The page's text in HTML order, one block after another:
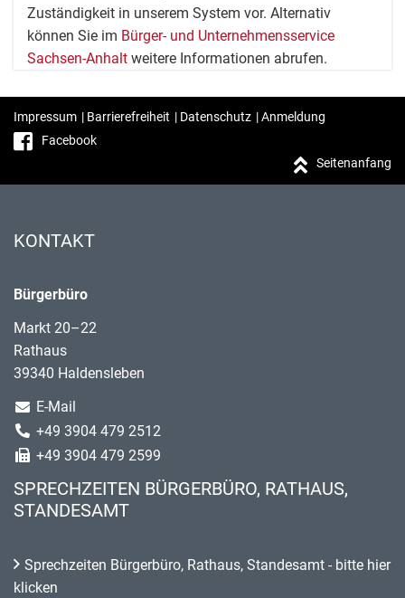
Zuständigkeit in unserem System vor. Alternativ
können Sie im Bürger- und Unternehmensservice
Sachsen-Anhalt weitere Informationen abrufen.
Impressum | Barrierefreiheit | Datenschutz |Anmeldung
Facebook
Seitenanfang
KONTAKT
Bürgerbüro
Markt 20–22
Rathaus
39340 Haldensleben
E-Mail
+49 3904 479 2512
+49 3904 479 2599
SPRECHZEITEN BÜRGERBÜRO, RATHAUS,
STANDESAMT
Sprechzeiten Bürgerbüro, Rathaus, Standesamt - bitte hier
klicken